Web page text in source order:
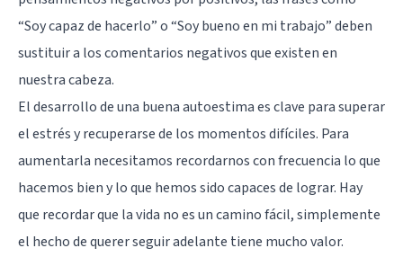
“Soy capaz de hacerlo” o “Soy bueno en mi trabajo” deben
sustituir a los comentarios negativos que existen en
nuestra cabeza.
El desarrollo de una buena autoestima es clave para superar
el estrés y recuperarse de los momentos difíciles. Para
aumentarla necesitamos recordarnos con frecuencia lo que
hacemos bien y lo que hemos sido capaces de lograr. Hay
que recordar que la vida no es un camino fácil, simplemente
el hecho de querer seguir adelante tiene mucho valor.